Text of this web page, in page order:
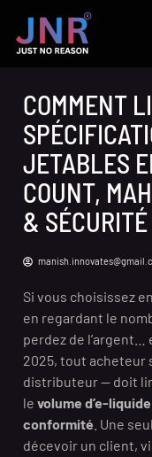
COMMENT
JETABLES
COUNT,
&
Si vous choisissez
en regardant le
perdez de l’argent…
2025, tout acheteur
distributeur — doit
le volume d’e-liquide
conformité . Une
décevoir un client,